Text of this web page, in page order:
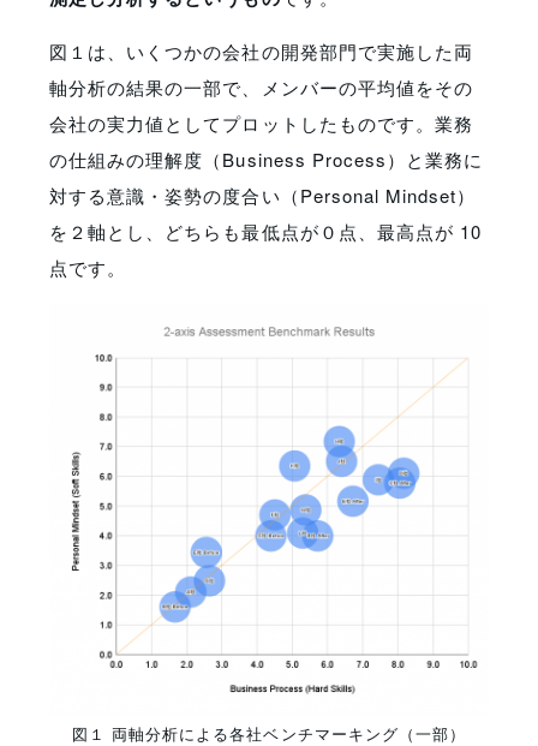
図１は、いくつかの会社の開発部門で実施した両
軸分析の結果の一部で、メンバーの平均値をその
会社の実力値としてプロットしたものです。業務
の仕組みの理解度（Business Process）と業務に
対する意識・姿勢の度合い（Personal Mindset）
を２軸とし、どちらも最低点が０点、最高点が 10
点です。
図１ 両軸分析による各社ベンチマーキング（一部）